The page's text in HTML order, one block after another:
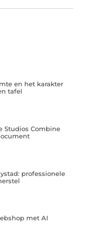
en het karakter
tafel
Studios Combine
professionele
met AI